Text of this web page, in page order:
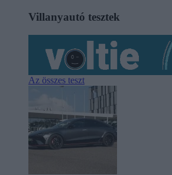
Villanyautó tesztek
Az összes teszt